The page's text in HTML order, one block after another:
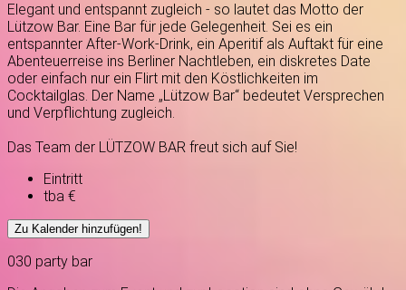
Elegant und entspannt zugleich - so lautet das Motto der
Lützow Bar. Eine Bar für jede Gelegenheit. Sei es ein
entspannter After-Work-Drink, ein Aperitif als Auftakt für eine
Abenteuerreise ins Berliner Nachtleben, ein diskretes Date
oder einfach nur ein Flirt mit den Köstlichkeiten im
Cocktailglas. Der Name „Lützow Bar“ bedeutet Versprechen
und Verpflichtung zugleich.
Das Team der LÜTZOW BAR freut sich auf Sie!
Eintritt
tba €
Zu Kalender hinzufügen!
030 party bar